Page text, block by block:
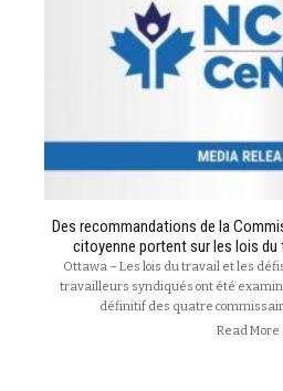
Des recommandations de la
citoyenne portent sur les lois
Ottawa – Les lois du travail et les
travailleurs syndiqués ont été
définitif des quatre
Read More